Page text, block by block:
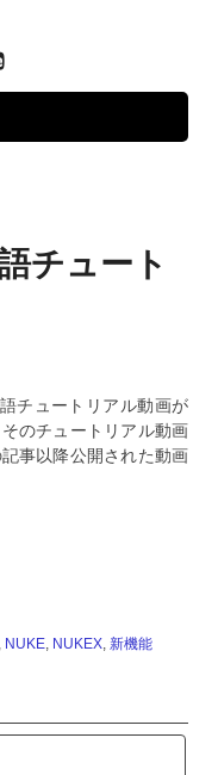
チュート
チュートリアル動画が
のチュートリアル動画
事以降公開された動画
NUKE, NUKEX, 新機能